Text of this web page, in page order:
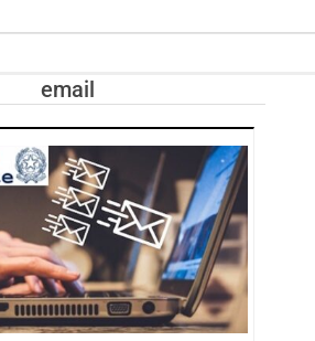
RIVISTA
TRENDS
email